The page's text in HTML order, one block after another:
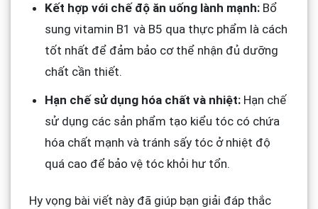
Kết hợp với chế độ ăn uống lành mạnh:Bổ
sung vitamin B1 và B5 qua thực phẩm là cách
tốt nhất để đảm bảo cơ thể nhận đủ dưỡng
chất cần thiết.
Hạn chế sử dụng hóa chất và nhiệt:Hạn chế
sử dụng các sản phẩm tạo kiểu tóc có chứa
hóa chất mạnh và tránh sấy tóc ở nhiệt độ
quá cao để bảo vệ tóc khỏi hư tổn.
Hy vọng bài viết này đã giúp bạn giải đáp thắc